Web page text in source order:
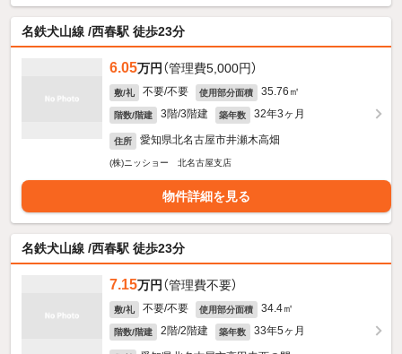
名鉄犬山線 /西春駅 徒歩23分
6.05万円 （管理費5,000円）
敷/礼 不要/不要 使用部分面積 35.76㎡
階数/階建 3階/3階建 築年数 32年3ヶ月
住所 愛知県北名古屋市井瀬木高畑
(株)ニッショー 北名古屋支店
物件詳細を見る
名鉄犬山線 /西春駅 徒歩23分
7.15万円 （管理費不要）
敷/礼 不要/不要 使用部分面積 34.4㎡
階数/階建 2階/2階建 築年数 33年5ヶ月